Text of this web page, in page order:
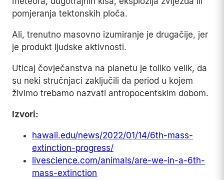
pomjeranja tektonskih ploča.
Ali, trenutno masovno izumiranje je drugačije, jer
je produkt ljudske aktivnosti.
Uticaj čovječanstva na planetu je toliko velik, da
su neki stručnjaci zaključili da period u kojem
živimo trebamo nazvati antropocentskim dobom.
Izvori:
hawaii.edu/news/2022/01/14/6th-mass-
extinction-progress/
livescience.com/animals/are-we-in-a-6th-
mass-extinction